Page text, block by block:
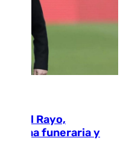
del Rayo,
corona funeraria y